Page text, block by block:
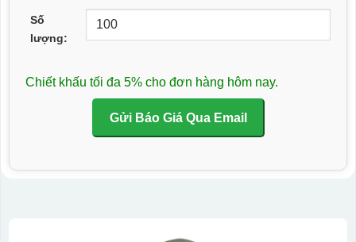
Số
lượng:
Chiết khấu tối đa 5% cho đơn hàng hôm nay.
Gửi Báo Giá Qua Email